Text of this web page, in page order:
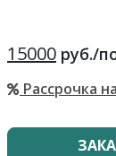
15000 руб./
Рассрочка